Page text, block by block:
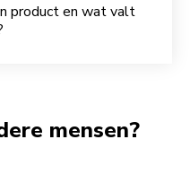
product en wat valt
mensen?